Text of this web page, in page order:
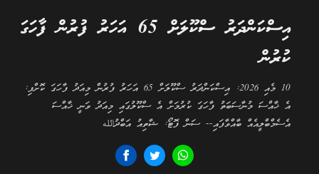
އިސްކަންދަރު ސްކޫލަށް 65 އަހަރު ފުރުން ފާހަގަ
ކުރުން
10 މެއި 2026: އިސްކަންދަރު ސްކޫލަށް 65 އަހަރު ފުރުން މިއަދު ފާހަގަ ކޮށްފި:
އެ ޚާއްސަ މުނާސަބަތު ފާހަގަ ކުރުމަށް އެ ސްކޫލުގައި މިއަދު ވަނީ ޚާއްސަ
އެސެމްބްލީއެއް ބާއްވާފައި-- ސަން ފޮޓޯ: ޝާތިއު އަބްދުالله